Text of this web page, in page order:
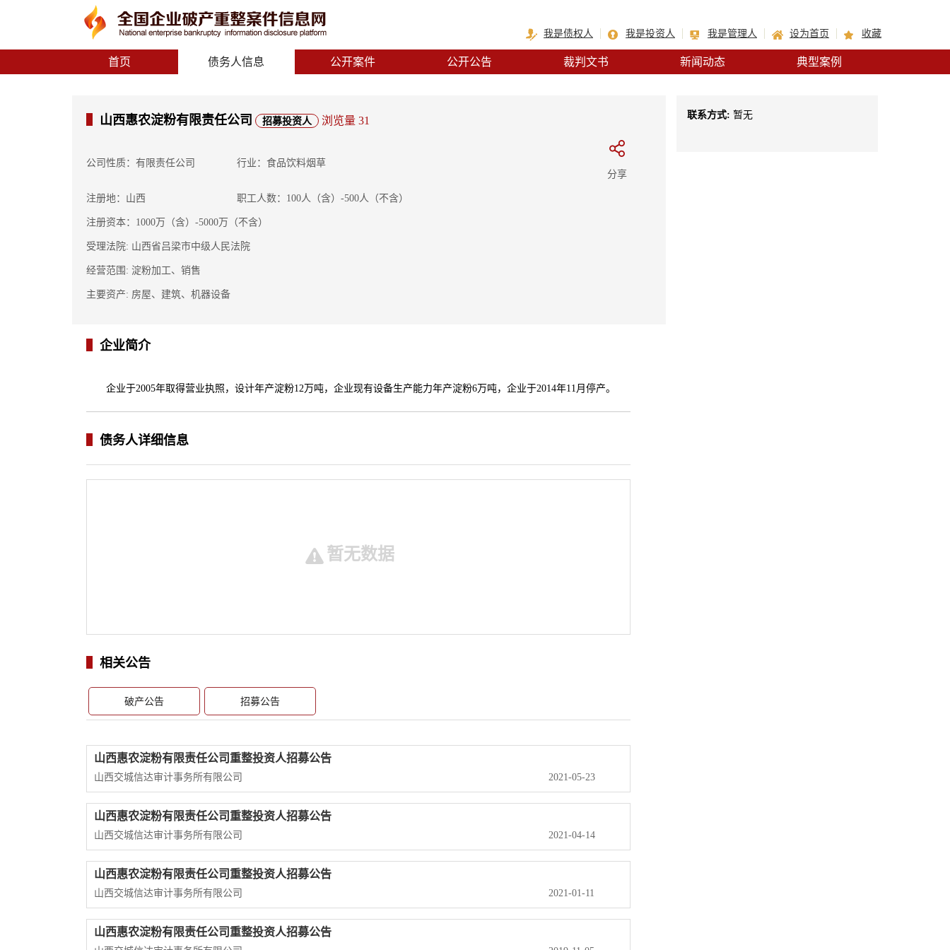
我是债权人 我是投资人 我是管理人 设为首页 收藏
首页 债务人信息 公开案件 公开公告 裁判文书 新闻动态 典型案例
山西惠农淀粉有限责任公司 招募投资人 浏览量 31
公司性质：有限责任公司
行业：食品饮料烟草
分享
注册地：山西 职工人数：100人（含）-500人（不含）
注册资本：1000万（含）-5000万（不含）
受理法院: 山西省吕梁市中级人民法院
经营范围: 淀粉加工、销售
主要资产: 房屋、建筑、机器设备
企业简介
企业于2005年取得营业执照，设计年产淀粉12万吨，企业现有设备生产能力年产淀粉6万吨，企业于2014年11月停产。
债务人详细信息
暂无数据
相关公告
破产公告 招募公告
山西惠农淀粉有限责任公司重整投资人招募公告
山西交城信达审计事务所有限公司 2021-05-23
山西惠农淀粉有限责任公司重整投资人招募公告
山西交城信达审计事务所有限公司 2021-04-14
山西惠农淀粉有限责任公司重整投资人招募公告
山西交城信达审计事务所有限公司 2021-01-11
山西惠农淀粉有限责任公司重整投资人招募公告
联系方式: 暂无